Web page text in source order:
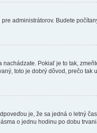
administrátorov. Budete
Pokiaľ je to tak,
toto je dobrý dôvod, prečo tak
je, že sa jedná o letný
o jednu hodinu po dobu